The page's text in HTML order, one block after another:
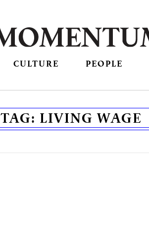
CULTURE PEOPLE
TAG: LIVING WAGE